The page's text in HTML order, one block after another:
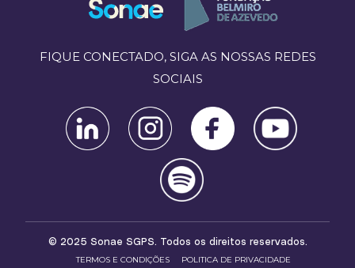
FIQUE CONECTADO, SIGA AS NOSSAS REDES
SOCIAIS
© 2025 Sonae SGPS. Todos os direitos reservados.
TERMOS E CONDIÇÕES
POLITICA DE PRIVACIDADE